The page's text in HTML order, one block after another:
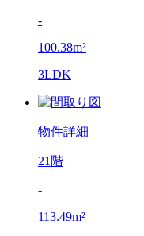
-
100.38m²
3LDK
物件詳細
21階
-
113.49m²